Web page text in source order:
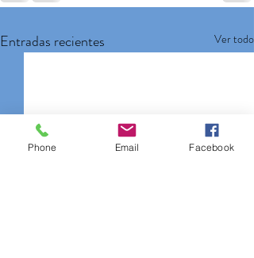
Entradas recientes Ver todo
Phone Email Facebook